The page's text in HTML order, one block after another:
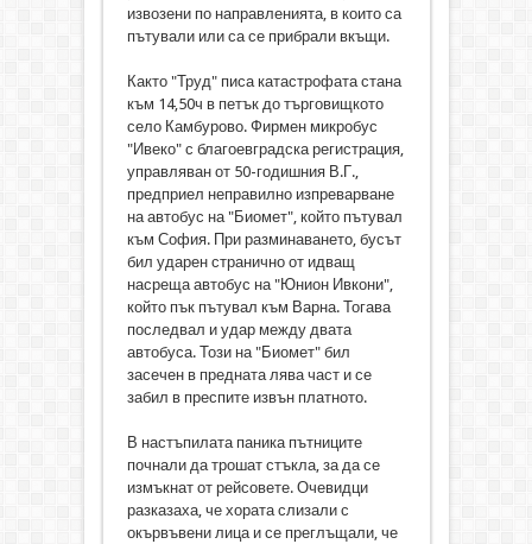
извозени по направленията, в които са
пътували или са се прибрали вкъщи.
Както "Труд" писа катастрофата стана
към 14,50ч в петък до търговищкото
село Камбурово. Фирмен микробус
"Ивеко" с благоевградска регистрация,
управляван от 50-годишния В.Г.,
предприел неправилно изпреварване
на автобус на "Биомет", който пътувал
към София. При разминаването, бусът
бил ударен странично от идващ
насреща автобус на "Юнион Ивкони",
който пък пътувал към Варна. Тогава
последвал и удар между двата
автобуса. Този на "Биомет" бил
засечен в предната лява част и се
забил в преспите извън платното.
В настъпилата паника пътниците
почнали да трошат стъкла, за да се
измъкнат от рейсовете. Очевидци
разказаха, че хората слизали с
окървъвени лица и се преглъщали, че